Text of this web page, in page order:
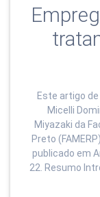
Este artigo
Micelli
Miyazaki da
Preto
publicado em
22. Resumo